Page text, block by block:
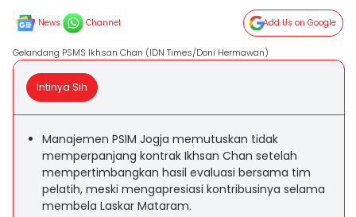
News Channel Add Us on Google
Gelandang PSMS Ikhsan Chan (IDN Times/Doni Hermawan)
Intinya Sih
Manajemen PSIM Jogja memutuskan tidak
memperpanjang kontrak Ikhsan Chan setelah
mempertimbangkan hasil evaluasi bersama tim
pelatih, meski mengapresiasi kontribusinya selama
membela Laskar Mataram.